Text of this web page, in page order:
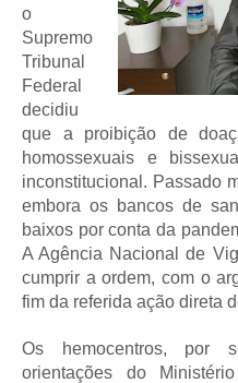
o
Supremo
Tribunal
Federal
decidiu
que a proibição de
homossexuais e
inconstitucional. Passado
embora os bancos de
baixos por conta da
A Agência Nacional de
cumprir a ordem, com o
fim da referida ação direta
Os hemocentros, por
orientações do